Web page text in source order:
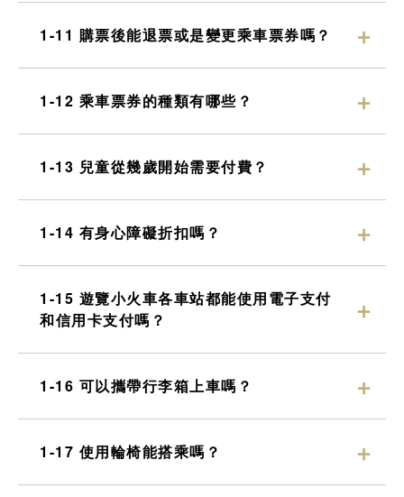
1-11 購票後能退票或是變更乘車票券嗎？
1-12 乘車票券的種類有哪些？
1-13 兒童從幾歲開始需要付費？
1-14 有身心障礙折扣嗎？
1-15 遊覽小火車各車站都能使用電子支付
和信用卡支付嗎？
1-16 可以攜帶行李箱上車嗎？
1-17 使用輪椅能搭乘嗎？